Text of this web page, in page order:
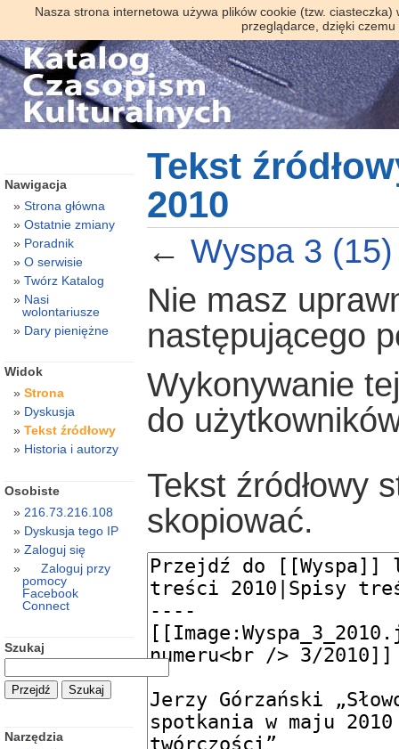
Nasza strona internetowa używa plików cookie (tzw.
przeglądarce, dzięki
Tekst
2010
← Wyspa 3
Nie masz
następującego
Wykonywanie
do
Tekst źródłowy
skopiować.
Nawigacja
Strona główna
Ostatnie zmiany
Poradnik
O serwisie
Twórz Katalog
Nasi
wolontariusze
Dary pieniężne
Widok
Strona
Dyskusja
Tekst źródłowy
Historia i autorzy
Osobiste
216.73.216.108
Dyskusja tego IP
Zaloguj się
Zaloguj przy
pomocy
Facebook
Connect
Szukaj
Narzędzia